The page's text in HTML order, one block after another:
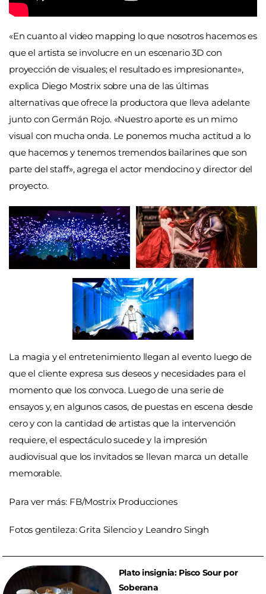
«En cuanto al video mapping lo que nosotros hacemos es
que el artista se involucre en un escenario 3D con
proyección de visuales; el resultado es impresionante»,
explica Diego Mostrix sobre una de las últimas
alternativas que ofrece la productora que lleva adelante
junto con Germán Rojo. «Nuestro aporte es un mimo
visual con mucha onda. Le ponemos mucha actitud a lo
que hacemos y tenemos tremendos bailarines que son
parte del staff», agrega el actor mendocino y director del
proyecto.
La magia y el entretenimiento llegan al evento luego de
que el cliente expresa sus deseos y necesidades para el
momento que los convoca. Luego de una serie de
ensayos y, en algunos casos, de puestas en escena desde
cero y con la cantidad de artistas que la intervención
requiere, el espectáculo sucede y la impresión
audiovisual que los invitados se llevan marca un detalle
memorable.
Para ver más: FB/Mostrix Producciones
Fotos gentileza: Grita Silencio y Leandro Singh
Plato insignia: Pisco Sour por
Soberana